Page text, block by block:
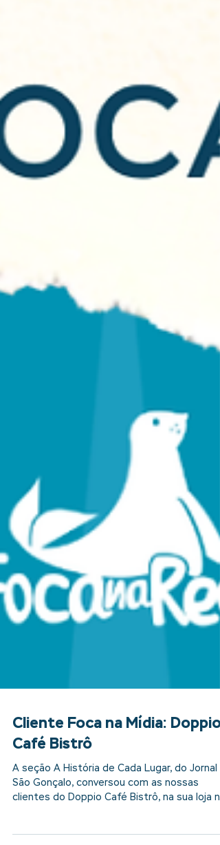
Cliente Foca na Mídia: Doppio
Café Bistrô
São Gonçalo, conversou com as nossas